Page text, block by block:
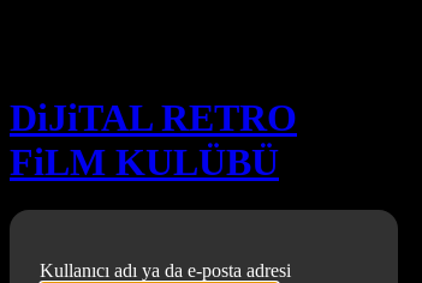
DiJiTAL RETRO
FiLM KULÜBÜ
Kullanıcı adı ya da e-posta adresi